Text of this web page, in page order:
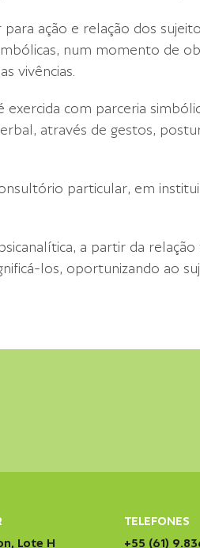
ação e relação dos
num momento de
vivências.
com parceria
através de gestos,
particular, em
a partir da
los, oportunizando ao
Lote H
TELEFONES
+55 (61)